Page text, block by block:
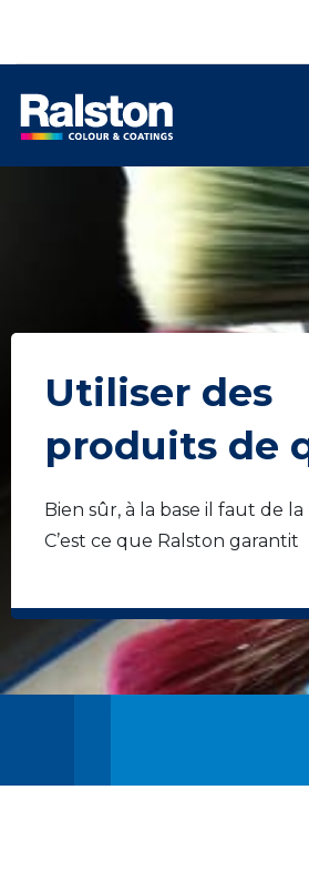
Utiliser des
produits de
Bien sûr, à la base il faut de
C’est ce que Ralston garantit